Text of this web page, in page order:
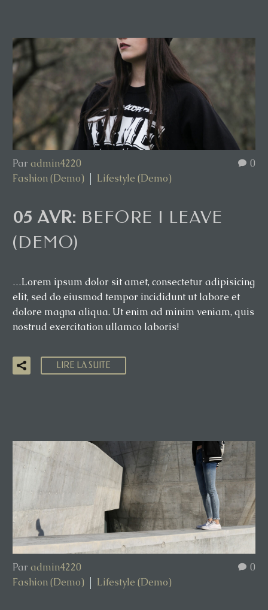
0
Par admin4220
Fashion (Demo)
Lifestyle (Demo)
05 AVR: BEFORE I LEAVE
(DEMO)
…Lorem ipsum dolor sit amet, consectetur adipisicing
elit, sed do eiusmod tempor incididunt ut labore et
dolore magna aliqua. Ut enim ad minim veniam, quis
nostrud exercitation ullamco laboris!
LIRE LA SUITE
0
Par admin4220
Fashion (Demo)
Lifestyle (Demo)